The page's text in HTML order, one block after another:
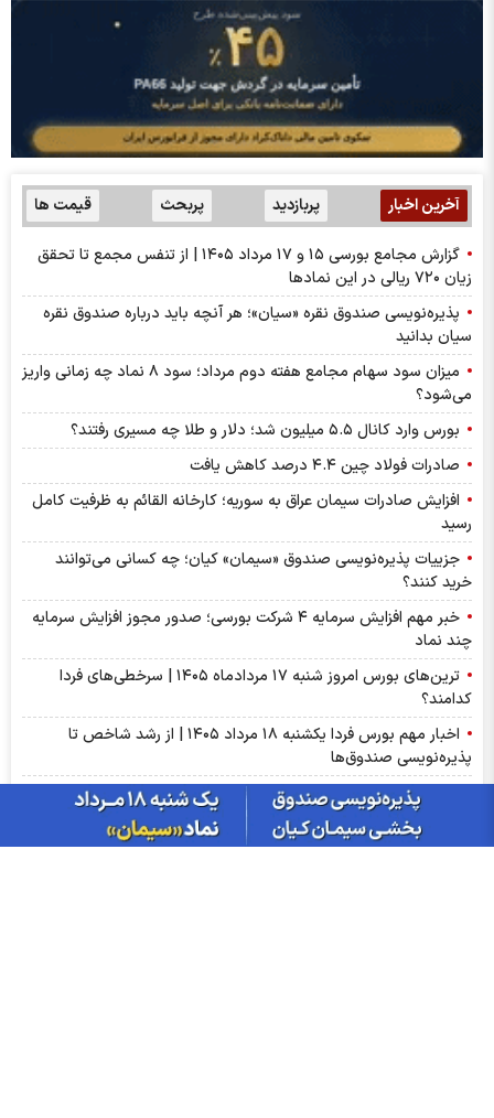
آخرین اخبار پربازدید پربحث قیمت ها
گزارش مجامع بورسی ۱۵ و ۱۷ مرداد ۱۴۰۵ | از تنفس مجمع تا تحقق
زیان ۷۲۰ ریالی در این نماد‌ها
پذیره‌نویسی صندوق نقره «سیان»؛ هر آنچه باید درباره صندوق نقره
سیان بدانید
میزان سود سهام مجامع هفته دوم مرداد؛ سود ۸ نماد چه زمانی واریز
می‌شود؟
بورس وارد کانال ۵.۵ میلیون شد؛ دلار و طلا چه مسیری رفتند؟
صادرات فولاد چین ۴.۴ درصد کاهش یافت
افزایش صادرات سیمان عراق به سوریه؛ کارخانه القائم به ظرفیت کامل
رسید
جزییات پذیره‌نویسی صندوق «سیمان» کیان؛ چه کسانی می‌توانند
خرید کنند؟
خبر مهم افزایش سرمایه ۴ شرکت بورسی؛ صدور مجوز افزایش سرمایه
چند نماد
ترین‌های بورس امروز شنبه ۱۷ مردادماه ۱۴۰۵ | سرخطی‌های فردا
کدامند؟
اخبار مهم بورس فردا یکشنبه ۱۸ مرداد ۱۴۰۵ | از رشد شاخص تا
پذیره‌نویسی صندوق‌ها
مهم‌ترین اخبار کدال امروز شنبه ۱۷ مردادماه ۱۴۰۵ | خبرهای مهم برای
سهامداران شپنا، وپاسار و وبصادر
آمار معاملات فیزیکی بورس کالا امروز شنبه ۱۷ مرداد | سیگنال‌های